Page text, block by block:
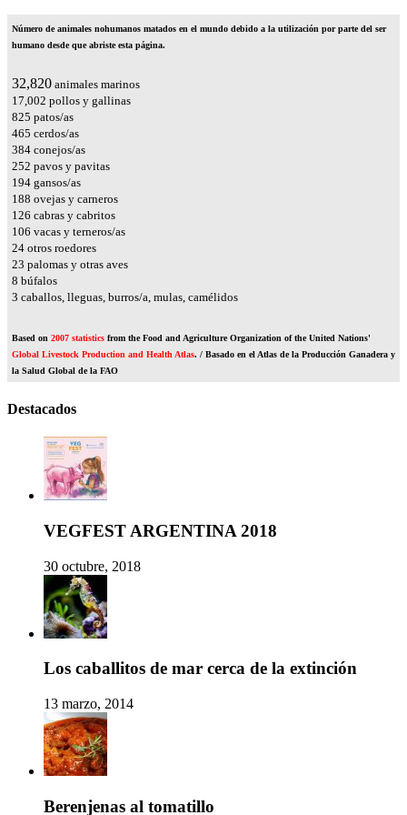
Número de animales nohumanos matados en el mundo debido a la utilización por parte del ser
humano desde que abriste esta página.
37,100 animales marinos
19,219 pollos y gallinas
932 patos/as
526 cerdos/as
434 conejos/as
285 pavos y pavitas
220 gansos/as
212 ovejas y carneros
142 cabras y cabritos
120 vacas y terneros/as
27 otros roedores
26 palomas y otras aves
9 búfalos
4 caballos, lleguas, burros/a, mulas, camélidos
Based on 2007 statistics from the Food and Agriculture Organization of the United Nations'
Global Livestock Production and Health Atlas. / Basado en el Atlas de la Producción Ganadera y
la Salud Global de la FAO
Destacados
VEGFEST ARGENTINA 2018
30 octubre, 2018
Los caballitos de mar cerca de la extinción
13 marzo, 2014
Berenjenas al tomatillo